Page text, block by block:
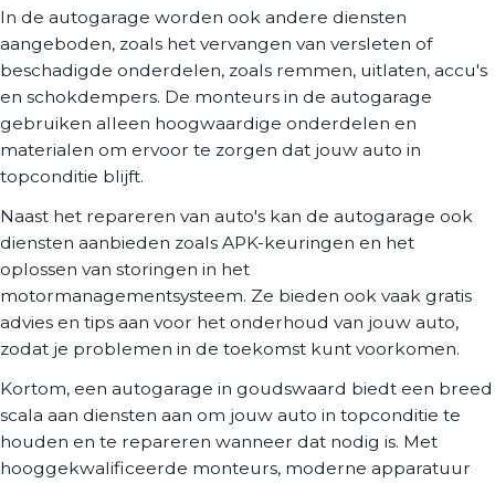
In de autogarage worden ook andere diensten
aangeboden, zoals het vervangen van versleten of
beschadigde onderdelen, zoals remmen, uitlaten, accu's
en schokdempers. De monteurs in de autogarage
gebruiken alleen hoogwaardige onderdelen en
materialen om ervoor te zorgen dat jouw auto in
topconditie blijft.
Naast het repareren van auto's kan de autogarage ook
diensten aanbieden zoals APK-keuringen en het
oplossen van storingen in het
motormanagementsysteem. Ze bieden ook vaak gratis
advies en tips aan voor het onderhoud van jouw auto,
zodat je problemen in de toekomst kunt voorkomen.
Kortom, een autogarage in goudswaard biedt een breed
scala aan diensten aan om jouw auto in topconditie te
houden en te repareren wanneer dat nodig is. Met
hooggekwalificeerde monteurs, moderne apparatuur